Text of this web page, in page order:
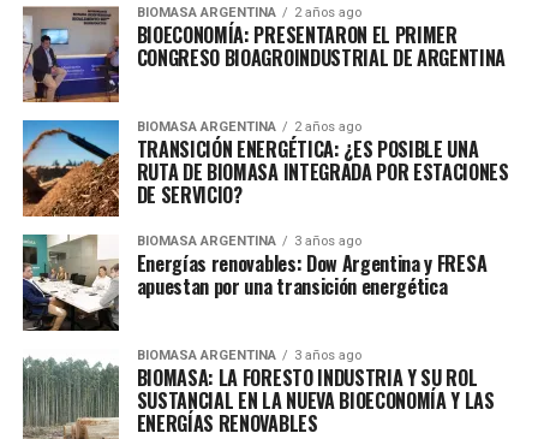
BIOMASA ARGENTINA 2 años ago
BIOECONOMÍA: PRESENTARON EL PRIMER
CONGRESO BIOAGROINDUSTRIAL DE ARGENTINA
BIOMASA ARGENTINA 2 años ago
TRANSICIÓN ENERGÉTICA: ¿ES POSIBLE UNA
RUTA DE BIOMASA INTEGRADA POR ESTACIONES
DE SERVICIO?
BIOMASA ARGENTINA 3 años ago
Energías renovables: Dow Argentina y FRESA
apuestan por una transición energética
BIOMASA ARGENTINA 3 años ago
BIOMASA: LA FORESTO INDUSTRIA Y SU ROL
SUSTANCIAL EN LA NUEVA BIOECONOMÍA Y LAS
ENERGÍAS RENOVABLES